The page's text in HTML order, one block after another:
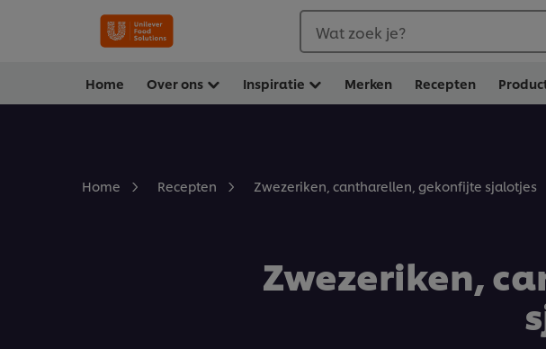
Wat zoek je?
Home Over ons Inspiratie Merken Recepten
Home Recepten Zwezeriken, cantharellen, gekonfijte sjalotjes
Zwezeriken,